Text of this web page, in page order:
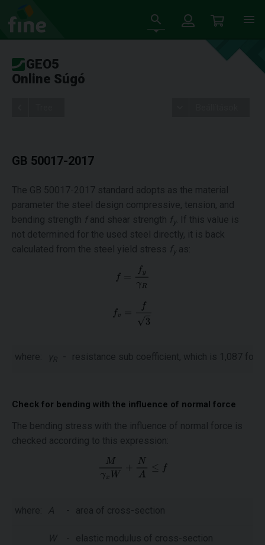
GEO5
Online Súgó
GB 50017-2017
The GB 50017-2017 standard adopts as the material
parameter the steel design compressive, tension, and
bending strength fand shear strength fy
. If this value is
not determined for the used steel directly, it is back
calculated from the steel yield stress fy as:
where: γ R - resistance sub coefficient, which is 1,087 for
Check for bending with the influence of normal force
The bending stress with the influence of normal force is
checked according to this expression:
where: A - area of cross-section
W - elastic modulus of cross-section